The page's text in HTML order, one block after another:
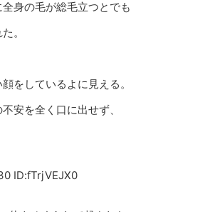
身の毛が総毛立つとでも
。
をしているよに見える。
安を全く口に出せず、
ID:fTrjVEJX0